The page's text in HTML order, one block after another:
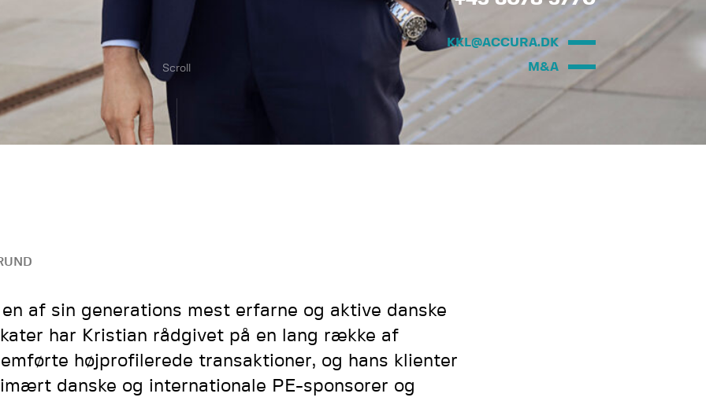
KKL@ACCURA.DK
M&A
Scroll
af sin generations mest erfarne og aktive danske
har Kristian rådgivet på en lang række af
højprofilerede transaktioner, og hans klienter
danske og internationale PE-sponsorer og